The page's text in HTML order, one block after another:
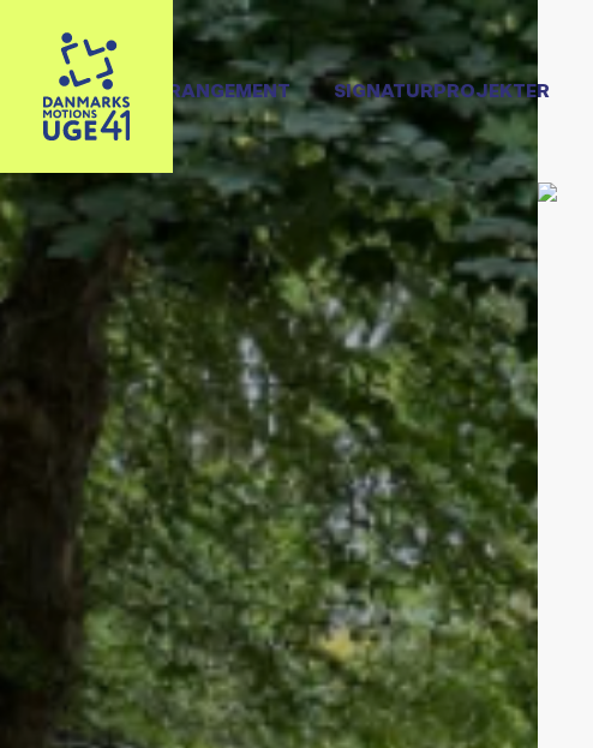
OPRET ARRANGEMENT SIGNATURPROJEKTER